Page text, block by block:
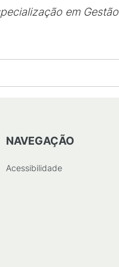
em Gestão
NAVEGAÇÃO
Acessibilidade